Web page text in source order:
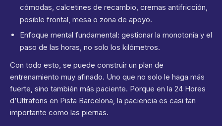
cómodas, calcetines de recambio, cremas antifricción,
posible frontal, mesa o zona de apoyo.
Enfoque mental fundamental: gestionar la monotonía y el
paso de las horas, no solo los kilómetros.
Con todo esto, se puede construir un plan de
entrenamiento muy afinado. Uno que no solo le haga más
fuerte, sino también más paciente. Porque en la 24 Hores
d’Ultrafons en Pista Barcelona, la paciencia es casi tan
importante como las piernas.